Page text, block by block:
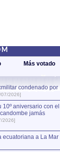
Más votado
condenado por
07/2026]
aniversario con el
jamás
2026]
ecuatoriana a La Mar